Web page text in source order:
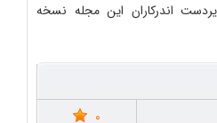
اندرکاران این مجله نسخه
0